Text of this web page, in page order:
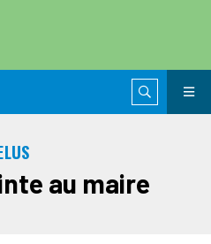
avez besoin d’information
nous joindre au numéro
au maire